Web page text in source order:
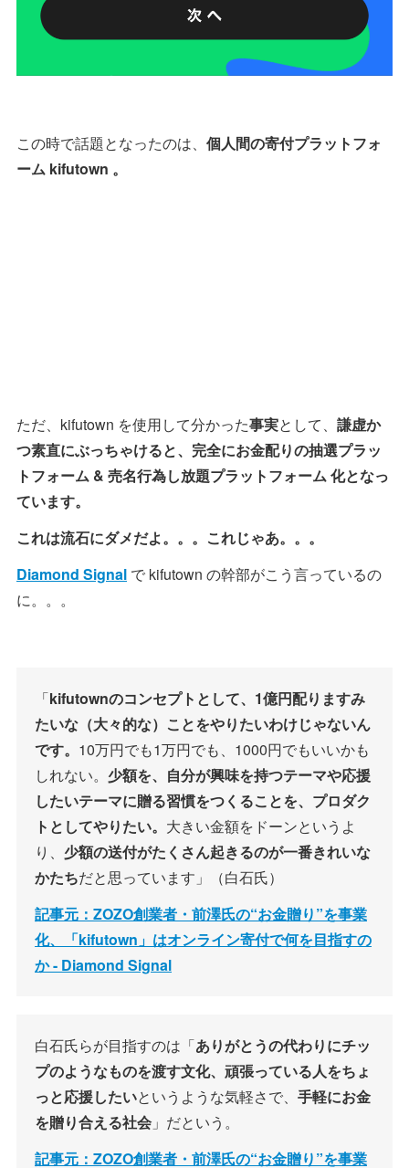
この時で話題となったのは、 個人間の寄付プラットフォ
ーム kifutown 。
ただ、kifutown を使用して分かった事実として、 謙虚か
つ素直にぶっちゃけると、完全にお金配りの抽選プラッ
トフォーム & 売名行為し放題プラットフォーム 化となっ
ています。
これは流石にダメだよ。。。これじゃあ。。。
Diamond Signal で kifutown の幹部がこう言っているの
に。。。
「kifutownのコンセプトとして、1億円配りますみ
たいな（大々的な）ことをやりたいわけじゃないん
です。 10万円でも1万円でも、1000円でもいいかも
しれない。 少額を、自分が興味を持つテーマや応援
したいテーマに贈る習慣をつくることを、プロダク
トとしてやりたい。 大きい金額をドーンというよ
り、 少額の送付がたくさん起きるのが一番きれいな
かたちだと思っています」（白石氏）
記事元：ZOZO創業者・前澤氏の“お金贈り”を事業
化、「kifutown」はオンライン寄付で何を目指すの
か - Diamond Signal
白石氏らが目指すのは「ありがとうの代わりにチッ
プのようなものを渡す文化、頑張っている人をちょ
っと応援したいというような気軽さで、 手軽にお金
を贈り合える社会 」だという。
記事元：ZOZO創業者・前澤氏の“お金贈り”を事業